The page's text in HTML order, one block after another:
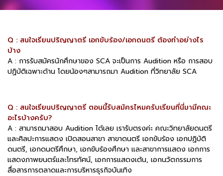
Q : สนใจเรียนปริญญาตรี เอกขับร้อง/เอกดนตรี ต้องทำอย่างไร
บ้าง
A : การรับสมัครนักศึกษาของ SCA จะเป็นการ Audition หรือ การสอบ
ปฏิบัติเฉพาะด้าน โดยน้องๆสามารถมา Audition ที่วิทยาลัย SCA
Q : สนใจเรียนปริญญาตรี ตอนนี้รับสมัครไหมครับเรียนที่นี่มามีคณะ
อะไรบ้างครับ?
A : สามารถมาสอบ Audition ได้เลย เรารับตรงค่ะ คณะวิทยาลัยดนตรี
และศิลปะการแสดง เปิดสอนสาขา สาขาดนตรี เอกขับร้อง เอกปฏิบัติ
ดนตรี, เอกดนตรีศึกษา, เอกขับร้องศึกษา และสาขาการแสดง เอกการ
แสดงภาพยนตร์และโทรทัศน์, เอกการแสดงเต้น, เอกนวัตกรรมการ
สื่อสารการตลาดและการบริหารธุรกิจบันเทิง